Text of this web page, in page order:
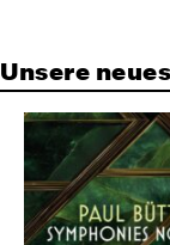
Unsere